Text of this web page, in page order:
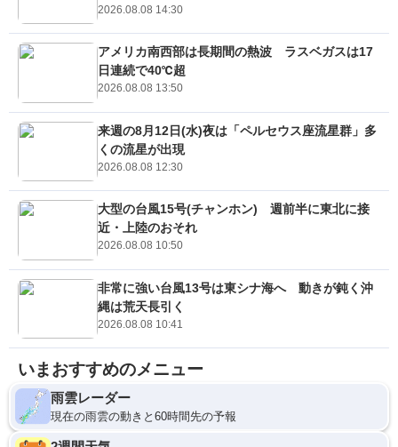
2026.08.08 14:30
アメリカ南西部は長期間の熱波 ラスベガスは17
日連続で40℃超
2026.08.08 13:50
来週の8月12日(水)夜は「ペルセウス座流星群」多
くの流星が出現
2026.08.08 12:30
大型の台風15号(チャンホン) 週前半に東北に接
近・上陸のおそれ
2026.08.08 10:50
非常に強い台風13号は東シナ海へ 動きが鈍く沖
縄は荒天長引く
2026.08.08 10:41
いまおすすめのメニュー
雨雲レーダー
現在の雨雲の動きと60時間先の予報